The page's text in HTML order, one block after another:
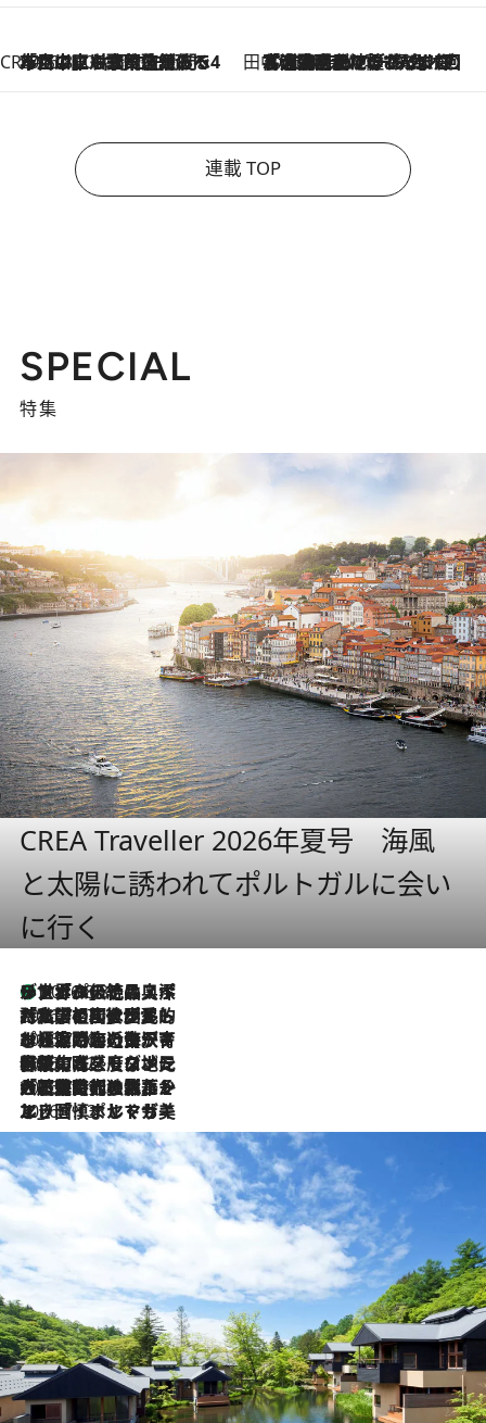
CREA'S CHOICE
2026.8.7
「立川にも歌舞伎があるんだよ」 片岡仁左衛門・市川中車ら豪華座組みで4年目の立川立飛歌舞伎へ 田中稲の勝手に再ブーム
2026.8.7
「湘南乃風に憧れて」観客大盛上がりの“タオル回し”に、ラッパー顔負けの高速歌唱まで…さだまさし（74）のアグレッシブすぎる現在地
連載 TOP
SPECIAL
特集
CREA Traveller 2026年夏号 海風
と太陽に誘われてポルトガルに会い
に行く
2026.8.8
リスボンの絶品スイーツ「パステル・デ・ナタ」とは？ポルトガル伝統の奥深い世界へ
2026.7.27
「私の祖国はポルトガル語です」国民的詩人フェルナンド・ペソアと、彼が愛した文学の街を歩く
2026.7.26
ポルトガル近海が育む極上の海の幸。キリリと冷えた白ワインと愉しむ、シーフード専門店の贅沢
2026.7.22
伝統の味をモダンに昇華。高感度な地元客が集う、リスボンの最旬ガストロノミー
2026.7.21
大航海時代の栄華から、震災、独裁、そして革命へ。ポルトガル・首都リスボンの石畳に刻まれた「歴史の光と影」
2026.7.13
エッセイ・ヤマザキマリ「慎ましくも美しき国 ポルトガル」